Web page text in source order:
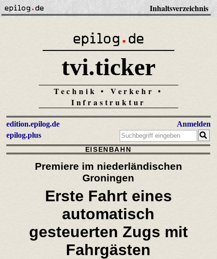
Inhaltsverzeichnis
tvi.ticker
Technik • Verkehr •
Infrastruktur
edition.epilog.de
epilog.plus
Anmelden
EISENBAHN
Premiere im niederländischen
Groningen
Erste Fahrt eines
automatisch
gesteuerten Zugs mit
Fahrgästen